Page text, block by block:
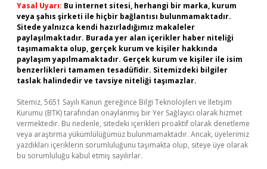
Yasal Uyarı: Bu internet sitesi, herhangi bir marka, kurum
veya şahıs şirketi ile hiçbir bağlantısı bulunmamaktadır.
Sitede yalnızca kendi hazırladığımız makaleler
paylaşılmaktadır. Burada yer alan içerikler haber niteliği
taşımamakta olup, gerçek kurum ve kişiler hakkında
paylaşım yapılmamaktadır. Gerçek kurum ve kişiler ile isim
benzerlikleri tamamen tesadüfidir. Sitemizdeki bilgiler
taslak halindedir ve tavsiye niteliği taşımazlar.
Sitemiz, 5651 Sayılı Kanun gereğince Bilgi Teknolojileri ve İletişim
Kurumu (BTK) tarafından onaylanmış bir Yer Sağlayıcı olarak hizmet
vermektedir. Bu nedenle, sitedeki içerikleri proaktif olarak denetleme
veya araştırma yükümlülüğümüz bulunmamaktadır. Ancak, üyelerimiz
yazdıkları içeriklerin sorumluluğunu taşımakta olup, siteye üye olarak
bu sorumluluğu kabul etmiş sayılırlar.